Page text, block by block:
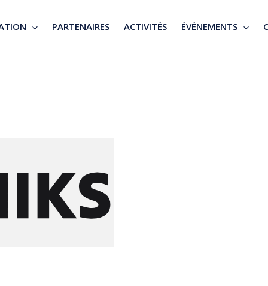
PARTENAIRES ACTIVITÉS ÉVÉNEMENTS